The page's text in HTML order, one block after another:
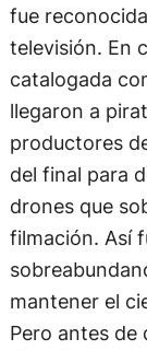
fue
televisión. En
catalogada
llegaron a
productores
del final para
drones que
filmación. Así
mantener el
Pero antes